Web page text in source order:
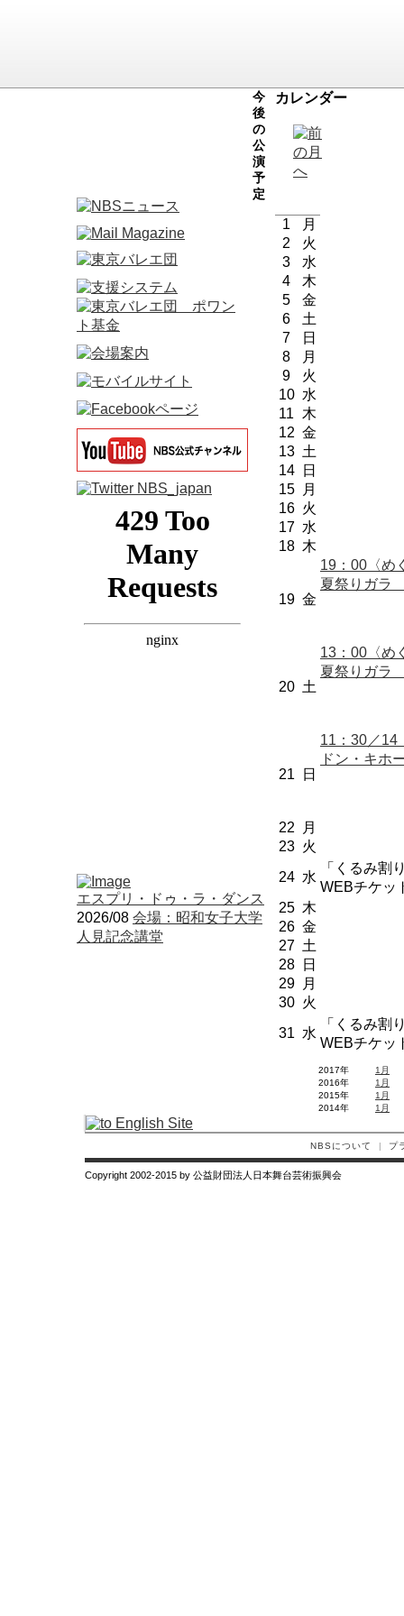
カレンダー
1
月
2
火
3
水
4
木
5
金
6
土
7
日
8
月
9
火
10 水
11
木
12 金
13 土
14
日
15
月
16 火
17 水
18 木
19 金
19：00〈め
夏祭りガ
20 土
13：00〈め
夏祭りガ
21 日
11：30／14
ドン・キ
22
月
23 火
24 水
「くるみ割
WEBチケッ
25 木
26 金
27 土
28
日
29
月
30 火
31 水
「くるみ割
WEBチケッ
2017年
1月
2016年
1月
2015年
1月
2014年
1月
今
後
の
公
演
予
定
エスプリ・ドゥ・ラ・ダンス
2026/08 会場：昭和女子大学
人見記念講堂
NBSについて | プ
Copyright 2002-2015 by 公益財団法人日本舞台芸術振興会